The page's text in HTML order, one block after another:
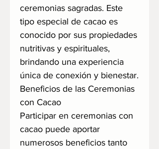
ceremonias sagradas. Este
tipo especial de cacao es
conocido por sus propiedades
nutritivas y espirituales,
brindando una experiencia
única de conexión y bienestar.
Beneficios de las Ceremonias
con Cacao
Participar en ceremonias con
cacao puede aportar
numerosos beneficios tanto